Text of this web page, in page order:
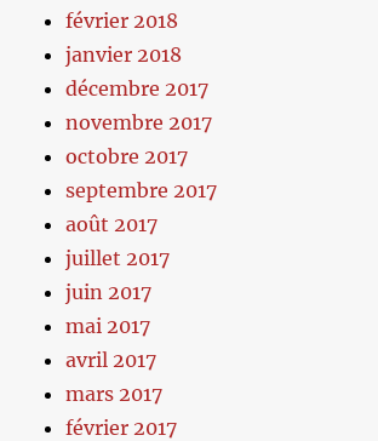
février 2018
janvier 2018
décembre 2017
novembre 2017
octobre 2017
septembre 2017
août 2017
juillet 2017
juin 2017
mai 2017
avril 2017
mars 2017
février 2017